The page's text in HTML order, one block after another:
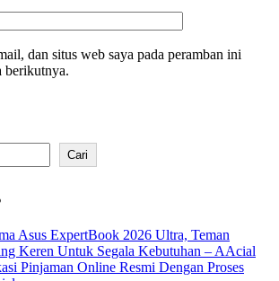
dan situs web saya pada peramban ini
berikutnya.
Cari
Asus ExpertBook 2026 Ultra, Teman
Keren Untuk Segala Kebutuhan – AAcial
Pinjaman Online Resmi Dengan Proses